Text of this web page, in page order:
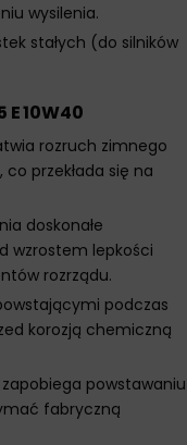
wysilenia.
stałych (do silników
10W40
rozruch zimnego
przekłada się na
doskonałe
wzrostem lepkości
rozrządu.
podczas
korozją chemiczną
powstawaniu
fabryczną